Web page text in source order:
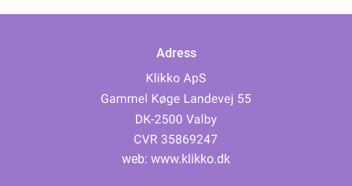
Adress
web: www.klikko.dk